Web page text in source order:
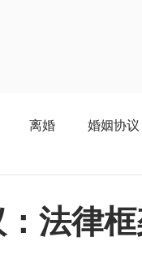
离婚 婚姻协议
法律